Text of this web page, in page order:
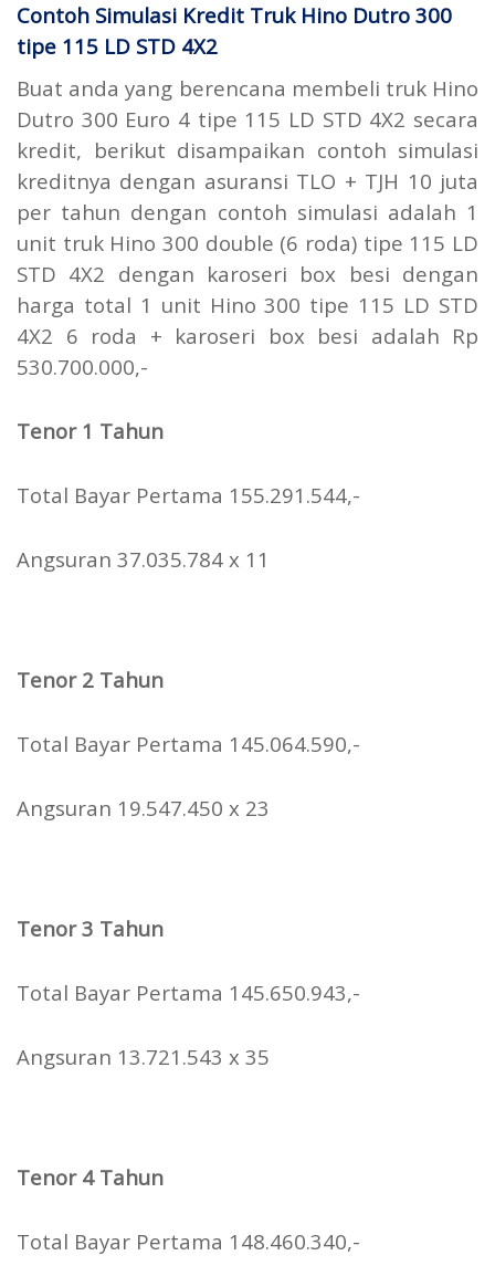
Contoh Simulasi Kredit Truk Hino Dutro 300
tipe 115 LD STD 4X2
Buat anda yang berencana membeli truk Hino
Dutro 300 Euro 4 tipe 115 LD STD 4X2 secara
kredit, berikut disampaikan contoh simulasi
kreditnya dengan asuransi TLO + TJH 10 juta
per tahun dengan contoh simulasi adalah 1
unit truk Hino 300 double (6 roda) tipe 115 LD
STD 4X2 dengan karoseri box besi dengan
harga total 1 unit Hino 300 tipe 115 LD STD
4X2 6 roda + karoseri box besi adalah Rp
530.700.000,-
Tenor 1 Tahun
Total Bayar Pertama 155.291.544,-
Angsuran 37.035.784 x 11
Tenor 2 Tahun
Total Bayar Pertama 145.064.590,-
Angsuran 19.547.450 x 23
Tenor 3 Tahun
Total Bayar Pertama 145.650.943,-
Angsuran 13.721.543 x 35
Tenor 4 Tahun
Total Bayar Pertama 148.460.340,-